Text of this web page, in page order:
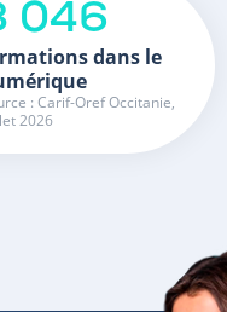
046
dans le
: Carif-Oref Occitanie,
2026